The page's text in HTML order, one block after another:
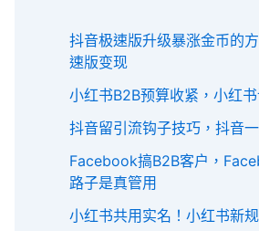
抖音极速版升级暴涨金币的
速版变现
小红书B2B预算收紧，小红
抖音留引流钩子技巧，抖音
Facebook搞B2B客户，
路子是真管用
小红书共用实名！小红书新